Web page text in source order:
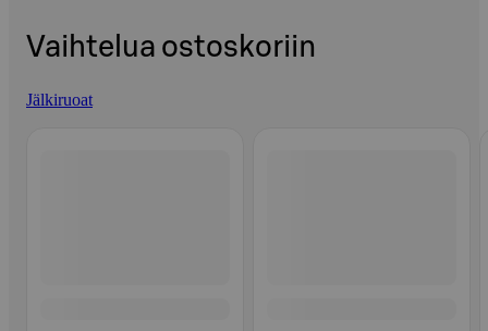
Vaihtelua ostoskoriin
Jälkiruoat